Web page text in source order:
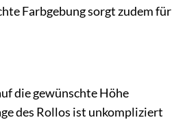
Farbgebung sorgt zudem für
die gewünschte Höhe
des Rollos ist unkompliziert